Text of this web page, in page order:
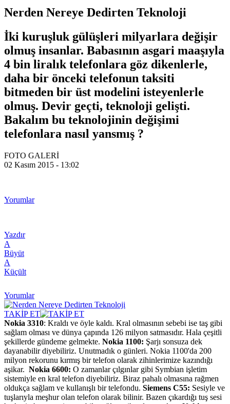
Nerden Nereye Dedirten Teknoloji
İki kuruşluk gülüşleri milyarlara değişir
olmuş insanlar. Babasının asgari maaşıyla
4 bin liralık telefonlara göz dikenlerle,
daha bir önceki telefonun taksiti
bitmeden bir üst modelini isteyenlerle
olmuş. Devir geçti, teknoloji gelişti.
Bakalım bu teknolojinin değişimi
telefonlara nasıl yansmış ?
FOTO GALERİ
02 Kasım 2015 - 13:02
Yorumlar
Yazdır
A
Büyüt
A
Küçült
Yorumlar
TAKİP ET
Nokia 3310: Kraldı ve öyle kaldı. Kral olmasının sebebi ise taş gibi
sağlam olması ve dünya çapında 126 milyon satmasıdır. Hala çeşitli
şekillerde gündeme gelmekte. Nokia 1100: Şarjı sonsuza dek
dayanabilir diyebiliriz. Unutmadık o günleri. Nokia 1100'da 200
milyon rekorunu kırmış bir telefon olarak zihinlerimize kazındığı
aşikar. Nokia 6600: O zamanlar çılgınlar gibi Symbian işletim
sistemiyle en kral telefon diyebiliriz. Biraz pahalı olmasına rağmen
oldukça sağlam ve kullanışlı bir telefondu. Siemens C55: Sesiyle ve
tuşlarıyla meşhur olan telefon olarak bilinir. Bazen çıkardığı tuş sesi